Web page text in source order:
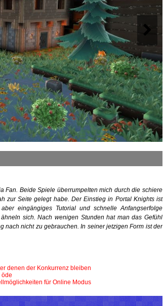
Fan. Beide Spiele überrumpelten mich durch die schiere
zur Seite gelegt habe. Der Einstieg in Portal Knights ist
eingängiges Tutorial und schnelle Anfangserfolge
sich. Nach wenigen Stunden hat man das Gefühl
nach nicht zu gebrauchen. In seiner jetzigen Form ist der
denen der Konkurrenz bleiben
öde
für Online Modus